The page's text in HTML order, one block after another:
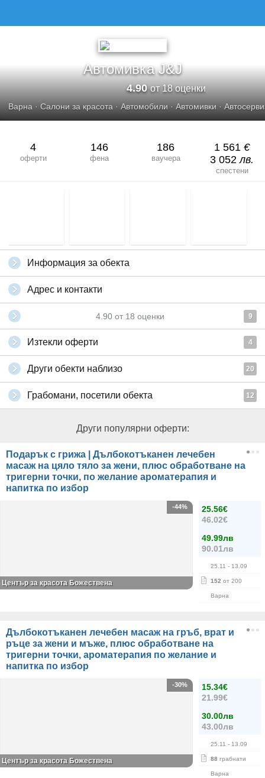
Автомивка J&J
4.90от 18 оценки
Варна · Салони за красота ·Автомобили ·Автомивки ·
4
оферти
146
фена
186
ваучера
1 561 €
3 052лв.
спестени
Информация за обекта
Адрес и контакти
4.90 от 18 оценки 9
Изтекли оферти 4
Други обекти наблизо 20
Грабомани, посетили обекта 12
Други популярни оферти:
Подарък с грижа | Дълбокотъканен лечебен
масаж на цяло тяло за жени, плюс обработване на
тригерни точки, по желание ароматерапия и
напитка по избор
25.56€
46.02€
49.99лв
90.01лв
25.11 - 13.09
152 от 200
Варна
-44%
Център за красота Божествена
Дълбокотъканен лечебен масаж на гръб, врат и
ръце за жени и мъже, плюс обработване на
тригерни точки, ароматерапия по желание и
напитка по избор
15.34€
21.99€
30.00лв
43.00лв
25.11 - 13.09
88 грабнати
Варна
-30%
Център за красота Божествена